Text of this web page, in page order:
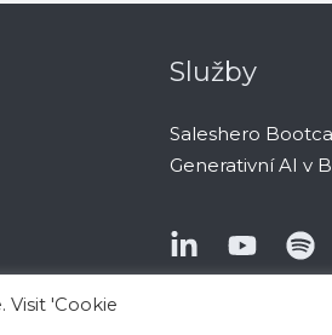
Služby
Saleshero
Generativní AI v
Visit 'Cookie